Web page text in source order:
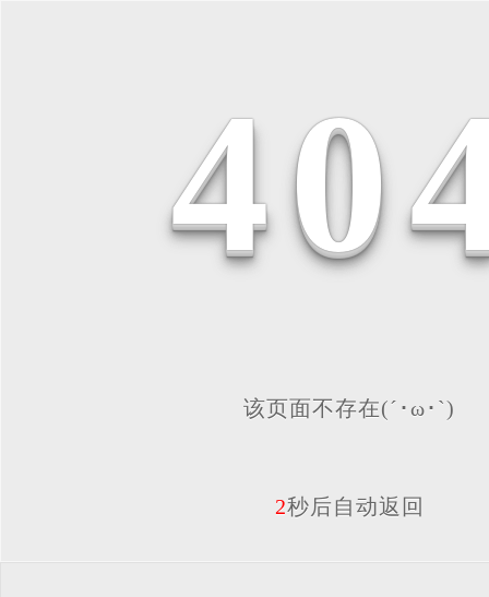
40
该页面不存在(´･ω･`)
2秒后自动返回